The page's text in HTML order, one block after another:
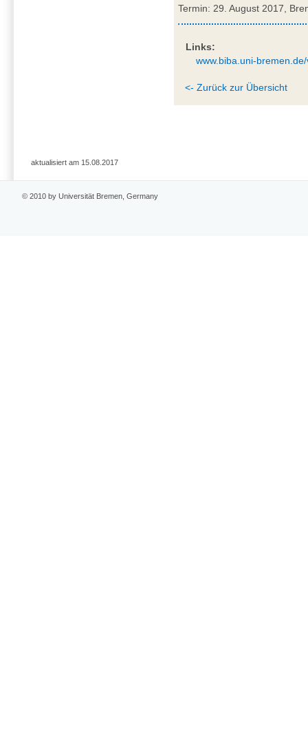
Termin: 29. August 2017,
Links:
www.biba.uni-
<- Zurück zur Übersicht
aktualisiert am 15.08.2017
© 2010 by Universität Bremen, Germany